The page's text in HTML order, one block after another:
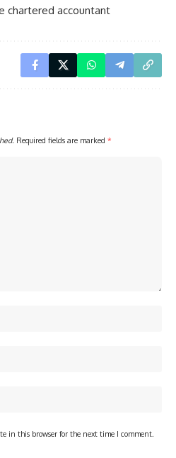
chartered accountant
Required fields are marked *
in this browser for the next time I comment.